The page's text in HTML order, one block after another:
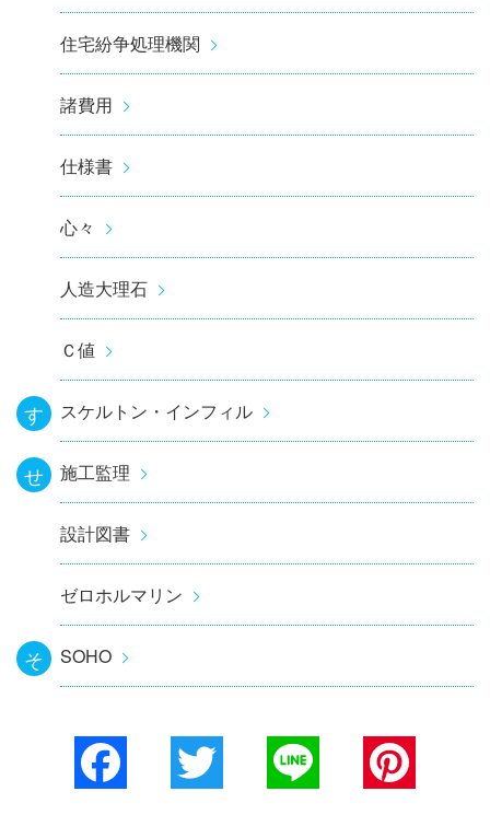
住宅紛争処理機関
諸費用
仕様書
心々
人造大理石
Ｃ値
す スケルトン・インフィル
せ 施工監理
設計図書
ゼロホルマリン
そ SOHO
Facebook